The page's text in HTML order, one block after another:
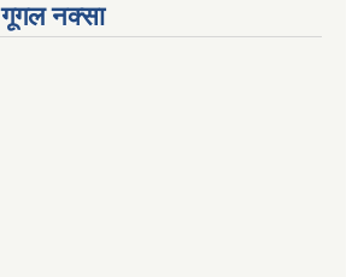
गूगल नक्सा